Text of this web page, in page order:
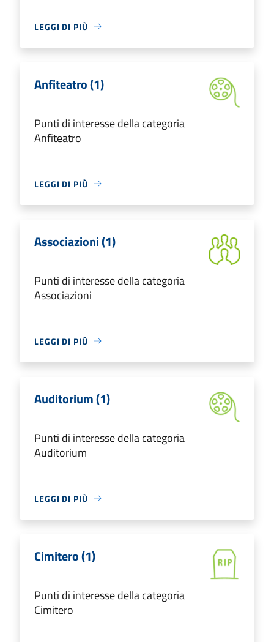
LEGGI DI PIÙ
Anfiteatro (1)
Punti di interesse della categoria
Anfiteatro
LEGGI DI PIÙ
Associazioni (1)
Punti di interesse della categoria
Associazioni
LEGGI DI PIÙ
Auditorium (1)
Punti di interesse della categoria
Auditorium
LEGGI DI PIÙ
Cimitero (1)
Punti di interesse della categoria
Cimitero